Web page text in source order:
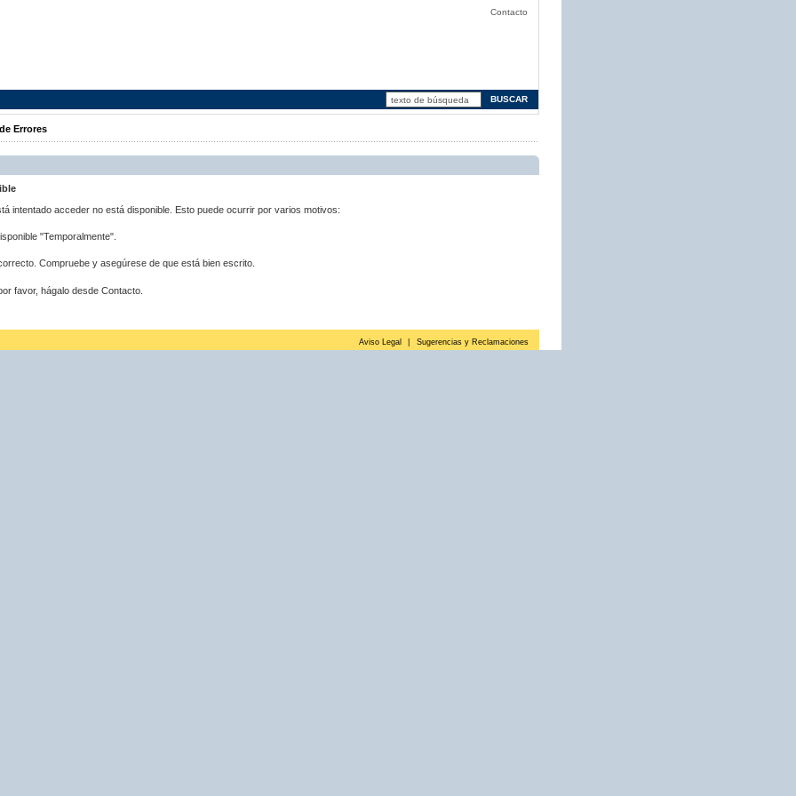
Contacto
Errores
intentado acceder no está disponible. Esto puede ocurrir por varios motivos:
"Temporalmente".
Compruebe y asegúrese de que está bien escrito.
favor, hágalo desde Contacto.
Aviso Legal Sugerencias y Reclamaciones